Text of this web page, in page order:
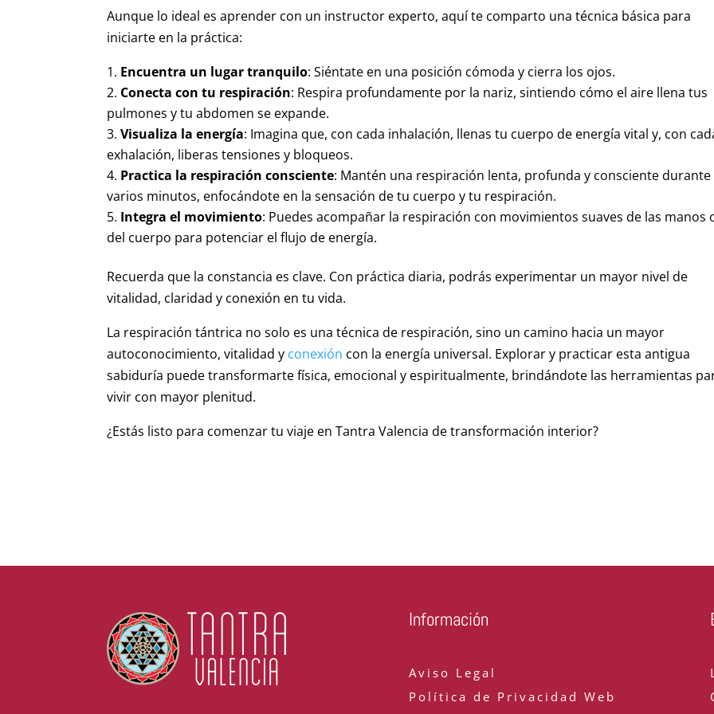
Aunque lo ideal es aprender con un instructor experto, aquí te comparto una técnica básica para
iniciarte en la práctica:
Encuentra un lugar tranquilo: Siéntate en una posición cómoda y cierra los ojos.
Conecta con tu respiración: Respira profundamente por la nariz, sintiendo cómo el aire llena tus
pulmones y tu abdomen se expande.
Visualiza la energía: Imagina que, con cada inhalación, llenas tu cuerpo de energía vital y, con
exhalación, liberas tensiones y bloqueos.
Practica la respiración consciente: Mantén una respiración lenta, profunda y consciente durante
varios minutos, enfocándote en la sensación de tu cuerpo y tu respiración.
Integra el movimiento: Puedes acompañar la respiración con movimientos suaves de las manos
del cuerpo para potenciar el flujo de energía.
Recuerda que la constancia es clave. Con práctica diaria, podrás experimentar un mayor nivel de
vitalidad, claridad y conexión en tu vida.
La respiración tántrica no solo es una técnica de respiración, sino un camino hacia un mayor
autoconocimiento, vitalidad y conexión con la energía universal. Explorar y practicar esta antigua
sabiduría puede transformarte física, emocional y espiritualmente, brindándote las herramientas
vivir con mayor plenitud.
¿Estás listo para comenzar tu viaje en Tantra Valencia de transformación interior?
Información
Aviso Legal
Política de Privacidad Web